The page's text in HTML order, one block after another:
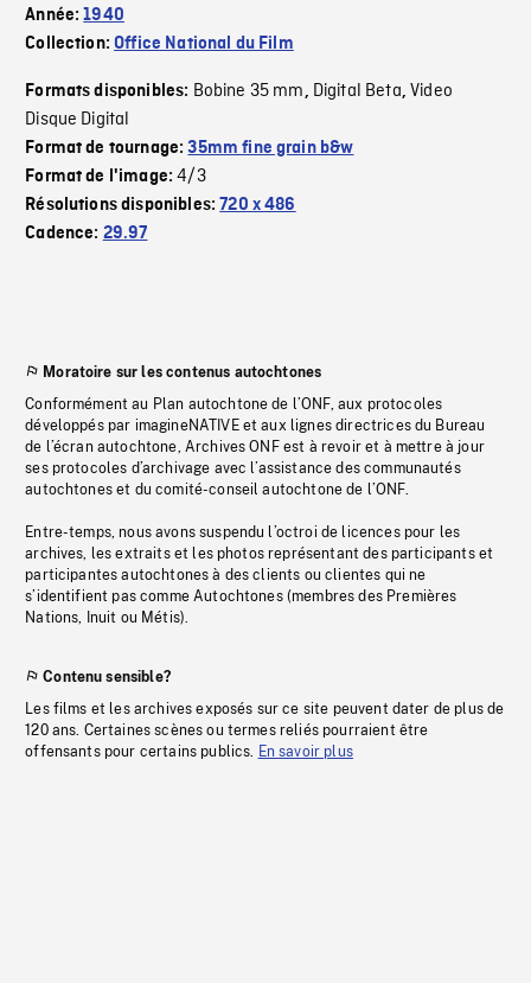
Année:1940
Collection:Office National du Film
Formats disponibles: Bobine 35 mm, Digital Beta,Video
Disque Digital
Format de tournage:35mm fine grain b&w
Format de l'image:4/3
Résolutions disponibles:720 x 486
Cadence: 29.97
Moratoire sur les contenus autochtones
Conformément au Plan autochtone de l’ONF, aux protocoles
développés par imagineNATIVE et aux lignes directrices du Bureau
de l’écran autochtone, Archives ONF est à revoir et à mettre à jour
ses protocoles d’archivage avec l’assistance des communautés
autochtones et du comité-conseil autochtone de l’ONF.
Entre-temps, nous avons suspendu l’octroi de licences pour les
archives, les extraits et les photos représentant des participants et
participantes autochtones à des clients ou clientes qui ne
s’identifient pas comme Autochtones (membres des Premières
Nations, Inuit ou Métis).
Contenu sensible?
Les films et les archives exposés sur ce site peuvent dater de plus de
120 ans. Certaines scènes ou termes reliés pourraient être
offensants pour certains publics. En savoir plus